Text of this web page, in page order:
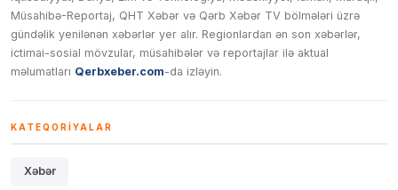
Müsahibə-Reportaj, QHT Xəbər və Qərb Xəbər TV bölmələri üzrə
gündəlik yenilənən xəbərlər yer alır. Regionlardan ən son xəbərlər,
ictimai-sosial mövzular, müsahibələr və reportajlar ilə aktual
məlumatları Qerbxeber.com-da izləyin.
KATEQORIYALAR
Xəbər